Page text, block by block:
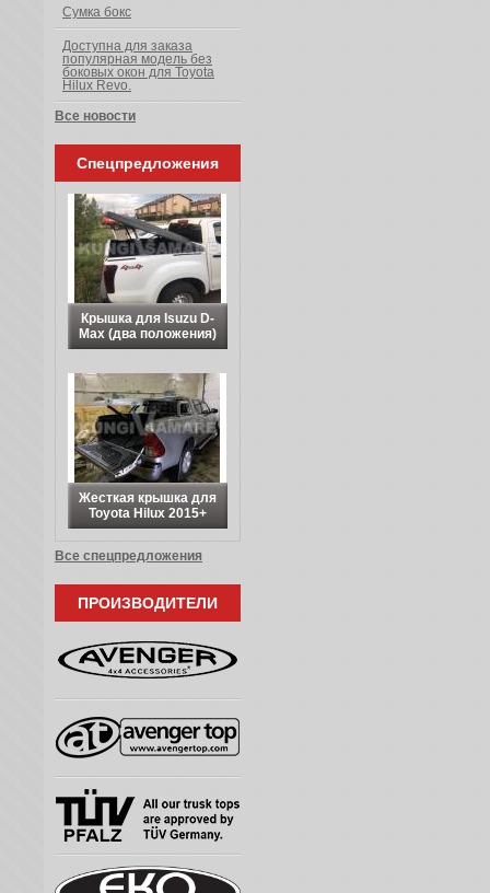
Сумка бокс
Доступна для заказа
популярная модель без
боковых окон для Toyota
Hilux Revo.
Все новости
Спецпредложения
Крышка для Isuzu D-
Max (два положения)
Жесткая крышка для
Toyota Hilux 2015+
Все спецпредложения
ПРОИЗВОДИТЕЛИ